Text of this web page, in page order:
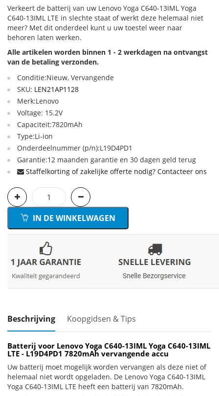
Verkeert de batterij van uw Lenovo Yoga C640-13IML Yoga
C640-13IML LTE in slechte staat of werkt deze helemaal niet
meer? Met dit onderdeel kunt u uw toestel weer naar
behoren laten werken.
Alle artikelen worden binnen 1 - 2 werkdagen na ontvangst
van de betaling verzonden.
Conditie:Nieuw, Vervangende
SKU: LEN21AP1128
Merk:Lenovo
Voltage: 15.2V
Capaciteit:7820mAh
Type:Li-ion
Onderdeelnummer (p/n):L19D4PD1
Garantie:12 maanden garantie en 30 dagen geld terug
Staffelkorting of zakelijke offerte nodig? Contacteer ons
IN DE WINKELWAGEN
Beschrijving Koopgidsen & Tips
Batterij voor Lenovo Yoga C640-13IML Yoga C640-13IML
LTE - L19D4PD1 7820mAh vervangende accu
Uw batterij moet mogelijk worden vervangen als deze niet of
helemaal niet wordt opgeladen. De Lenovo Yoga C640-13IML
Yoga C640-13IML LTE heeft een batterij van 7820mAh.